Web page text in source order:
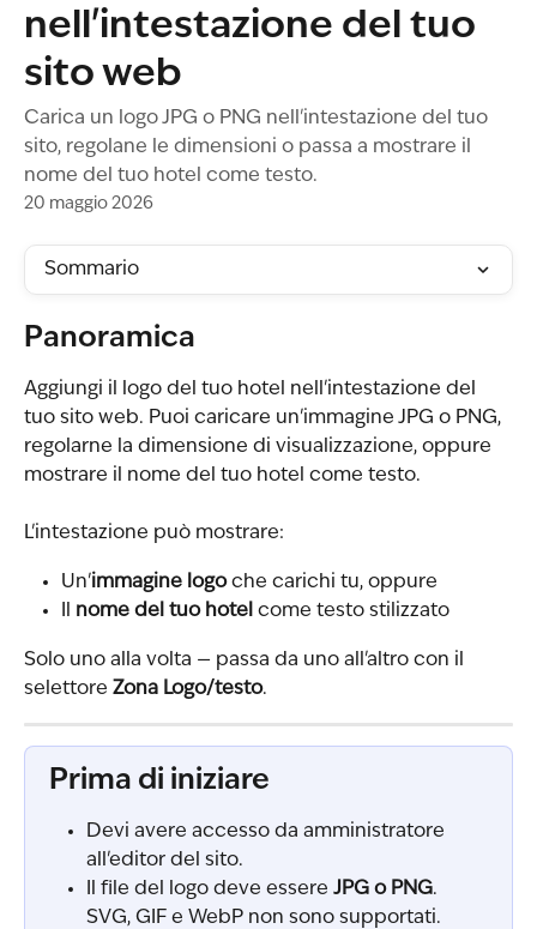
nell'intestazione del tuo
sito web
Carica un logo JPG o PNG nell'intestazione del tuo
sito, regolane le dimensioni o passa a mostrare il
nome del tuo hotel come testo.
20 maggio 2026
Sommario
Panoramica
Aggiungi il logo del tuo hotel nell'intestazione del
tuo sito web. Puoi caricare un'immagine JPG o PNG,
regolarne la dimensione di visualizzazione, oppure
mostrare il nome del tuo hotel come testo.
L'intestazione può mostrare:
Un'immagine logo che carichi tu, oppure
Il nome del tuo hotel come testo stilizzato
Solo uno alla volta — passa da uno all'altro con il
selettore Zona Logo/testo.
Prima di iniziare
Devi avere accesso da amministratore
all'editor del sito.
Il file del logo deve essere JPG o PNG.
SVG, GIF e WebP non sono supportati.